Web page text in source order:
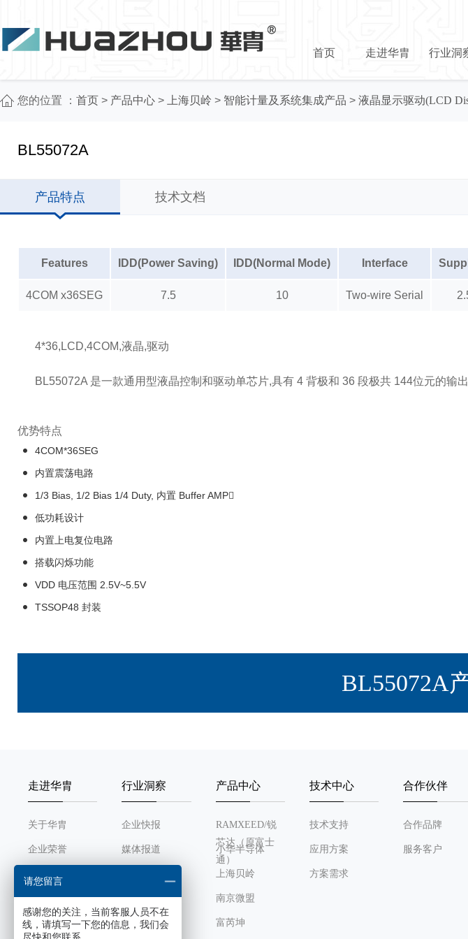
首页 走进华胄 行业洞
您的位置 ： 首页 > 产品中心 > 上海贝岭 > 智能计量及系统集成产品 > 液晶显示驱动(LCD
BL55072A
产品特点 技术文档
Features IDD(Power Saving) IDD(Normal Mode) Interface
4COM x36SEG 7.5 10 Two-wire Serial
4*36,LCD,4COM,液晶,驱动
BL55072A 是一款通用型液晶控制和驱动单芯片,具有 4 背极和 36 段极共 144位元的输
优势特点
4COM*36SEG
内置震荡电路
1/3 Bias, 1/2 Bias 1/4 Duty, 内置 Buffer AMP
低功耗设计
内置上电复位电路
搭载闪烁功能
VDD 电压范围 2.5V~5.5V
TSSOP48 封装
BL55072A
走进华胄
关于华胄
企业荣誉
发展历程
组织架构
企业文化
行业洞察
企业快报
媒体报道
产品中心
RAMXEED/锐
芯达（原富士
通）
小华半导体
上海贝岭
南京微盟
富芮坤
技术中心
技术支持
应用方案
方案需求
合作伙伴
合作品牌
服务客户
请您留言
感谢您的关注，当前客服人员不在
线，请填写一下您的信息，我们会